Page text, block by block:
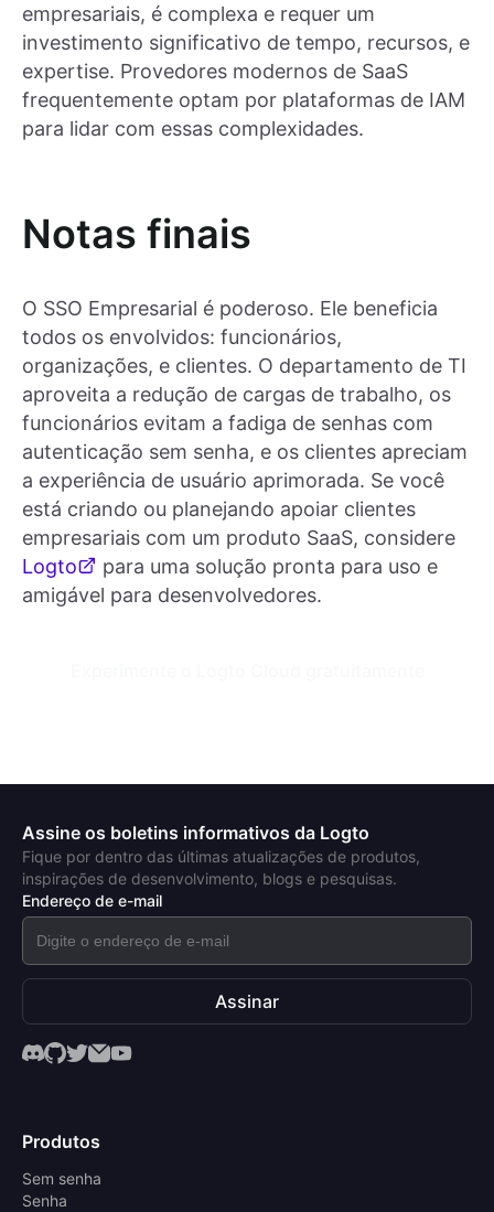
empresariais, é complexa e requer um
investimento significativo de tempo, recursos, e
expertise. Provedores modernos de SaaS
frequentemente optam por plataformas de IAM
para lidar com essas complexidades.
Notas finais
O SSO Empresarial é poderoso. Ele beneficia
todos os envolvidos: funcionários,
organizações, e clientes. O departamento de TI
aproveita a redução de cargas de trabalho, os
funcionários evitam a fadiga de senhas com
autenticação sem senha, e os clientes apreciam
a experiência de usuário aprimorada. Se você
está criando ou planejando apoiar clientes
empresariais com um produto SaaS, considere
Logto
para uma solução pronta para uso e
amigável para desenvolvedores.
Assine os boletins informativos da Logto
Fique por dentro das últimas atualizações de produtos,
inspirações de desenvolvimento, blogs e pesquisas.
Endereço de e-mail
Assinar
Produtos
Sem senha
Senha